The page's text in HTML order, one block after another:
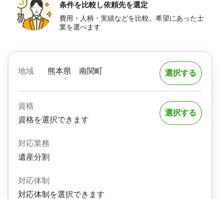
条件を比較し依頼先を選定
費用・人柄・実績などを比較。希望にあった士
業を選べます
地域 熊本県 南関町 選択する
資格
資格を選択できます
対応業務
遺産分割
対応体制
対応体制を選択できます
選択する